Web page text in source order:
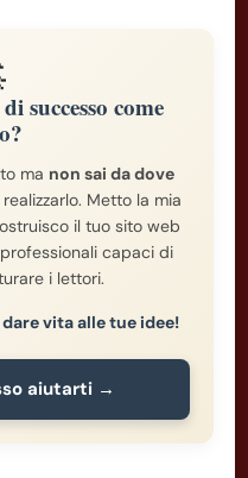
successo come
ma non sai da dove
Metto la mia
il tuo sito web
capaci di
i lettori.
vita alle tue idee!
aiutarti →